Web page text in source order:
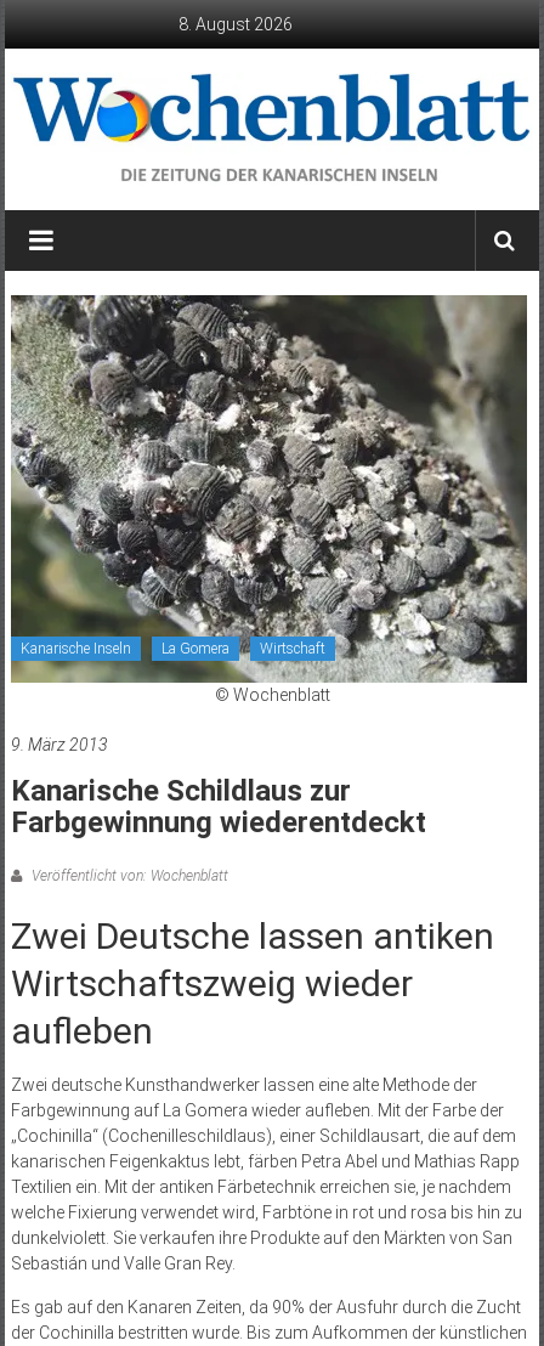
8. August 2026
Wochenblatt
die
der
Kanarischen
Inseln
Kanarische Inseln La Gomera Wirtschaft
© Wochenblatt
9. März 2013
Kanarische Schildlaus zur
Farbgewinnung wiederentdeckt
Veröffentlicht von: Wochenblatt
Zwei Deutsche lassen antiken
Wirtschaftszweig wieder
aufleben
Zwei deutsche Kunsthandwerker lassen eine alte Methode der
Farbgewinnung auf La Gomera wieder aufleben. Mit der Farbe der
„Cochinilla“ (Cochenilleschildlaus), einer Schildlausart, die auf dem
kanarischen Feigenkaktus lebt, färben Petra Abel und Mathias Rapp
Textilien ein. Mit der antiken Färbetechnik erreichen sie, je nachdem
welche Fixierung verwendet wird, Farbtöne in rot und rosa bis hin zu
dunkelviolett. Sie verkaufen ihre Produkte auf den Märkten von San
Sebastián und Valle Gran Rey.
Es gab auf den Kanaren Zeiten, da 90% der Ausfuhr durch die Zucht
der Cochinilla bestritten wurde. Bis zum Aufkommen der künstlichen